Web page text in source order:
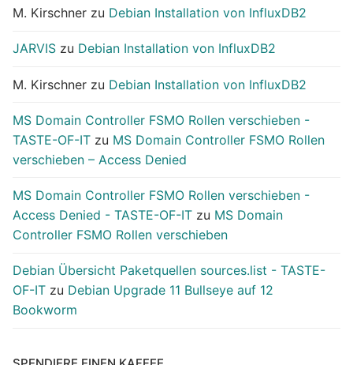
M. Kirschner zu Debian Installation von InfluxDB2
JARVIS zu Debian Installation von InfluxDB2
M. Kirschner zu Debian Installation von InfluxDB2
MS Domain Controller FSMO Rollen verschieben -
TASTE-OF-IT zu MS Domain Controller FSMO Rollen
verschieben – Access Denied
MS Domain Controller FSMO Rollen verschieben -
Access Denied - TASTE-OF-IT zu MS Domain
Controller FSMO Rollen verschieben
Debian Übersicht Paketquellen sources.list - TASTE-
OF-IT zu Debian Upgrade 11 Bullseye auf 12
Bookworm